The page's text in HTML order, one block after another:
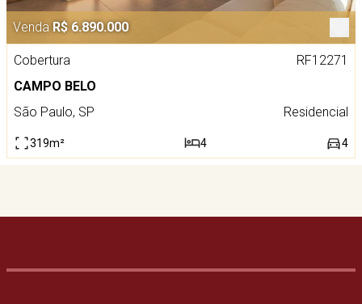
Venda R$ 6.890.000
Cobertura
RF12271
CAMPO BELO
São Paulo, SP
Residencial
319m² 4 4